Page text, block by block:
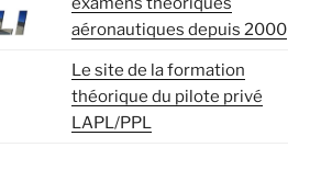
aéronautiques depuis 2000
Le site de la formation
théorique du pilote privé
LAPL/PPL